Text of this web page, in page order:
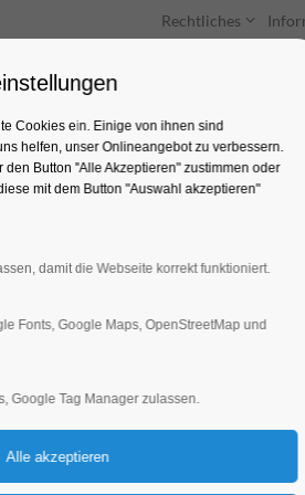
Rechtliches
Entdecken & Erleben
Jugend, Konzert,
Cookies ein. Einige von ihnen sind
helfen, unser Onlineangebot zu verbessern.
Button "Alle Akzeptieren" zustimmen oder
mit dem Button "Auswahl akzeptieren"
damit die Webseite korrekt funktioniert.
Fonts, Google Maps, OpenStreetMap und
Google Tag Manager zulassen.